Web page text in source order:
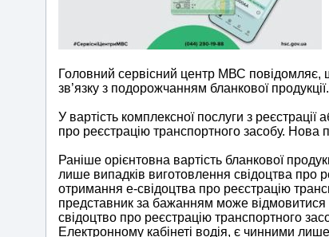
Головний сервісний центр МВС повідомляє,
зв’язку з подорожчанням бланкової продукції.
У вартість комплексної послуги з реєстрації
про реєстрацію транспортного засобу. Нова
Раніше орієнтовна вартість бланкової
лише випадків виготовлення свідоцтва про
отримання е-свідоцтва про реєстрацію
представник за бажанням може відмовитися
свідоцтво про реєстрацію транспортного
Електронному кабінеті водія, є чинними